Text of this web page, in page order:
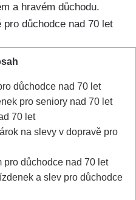
a⁤ hravém důchodu.
důchodce nad ⁤70 let
pro‌ seniory nad 70 let
70 let
na ‍slevy v dopravě pro
důchodce nad 70 let
a⁣ slev pro důchodce